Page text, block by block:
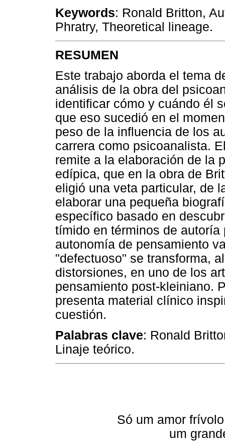
Keywords: Ronald Britton,
Phratry, Theoretical lineage.
RESUMEN
Este trabajo aborda el tema
análisis de la obra del
identificar cómo y cuándo él
que eso sucedió en el
peso de la influencia de los
carrera como psicoanalista.
remite a la elaboración de la
edípica, que en la obra de
eligió una veta particular, de
elaborar una pequeña
específico basado en
tímido en términos de
autonomía de pensamiento
"defectuoso" se transforma,
distorsiones, en uno de los
pensamiento post-kleiniano.
presenta material clínico
cuestión.
Palabras clave: Ronald
Linaje teórico.
Só um amor
um